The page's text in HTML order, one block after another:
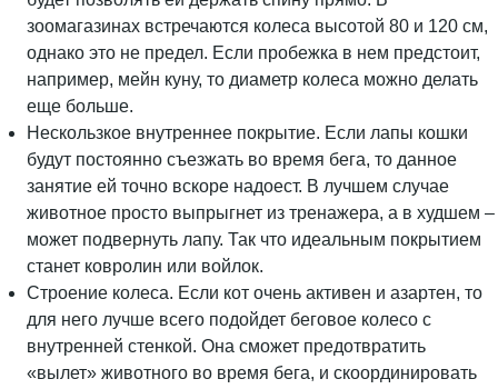
зоомагазинах встречаются колеса высотой 80 и 120 см,
однако это не предел. Если пробежка в нем предстоит,
например, мейн куну, то диаметр колеса можно делать
еще больше.
Нескользкое внутреннее покрытие. Если лапы кошки
будут постоянно съезжать во время бега, то данное
занятие ей точно вскоре надоест. В лучшем случае
животное просто выпрыгнет из тренажера, а в худшем –
может подвернуть лапу. Так что идеальным покрытием
станет ковролин или войлок.
Строение колеса. Если кот очень активен и азартен, то
для него лучше всего подойдет беговое колесо с
внутренней стенкой. Она сможет предотвратить
«вылет» животного во время бега, и скоординировать